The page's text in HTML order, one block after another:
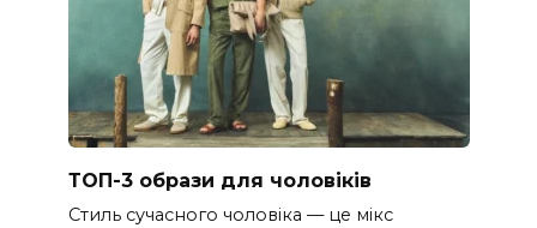
ТОП-3 образи для чоловіків
Стиль сучасного чоловіка — це мікс